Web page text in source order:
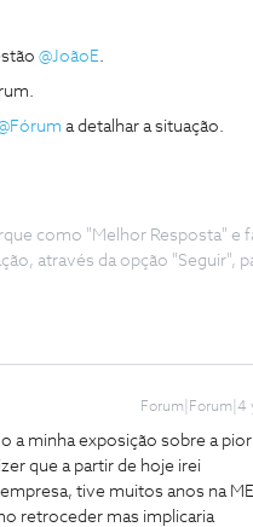
@JoãoE.
a detalhar a situação.
como "Melhor Resposta" e
através da opção "Seguir",
Forum|Forum|4
a minha exposição sobre a
que a partir de hoje irei
tive muitos anos na
retroceder mas implicaria